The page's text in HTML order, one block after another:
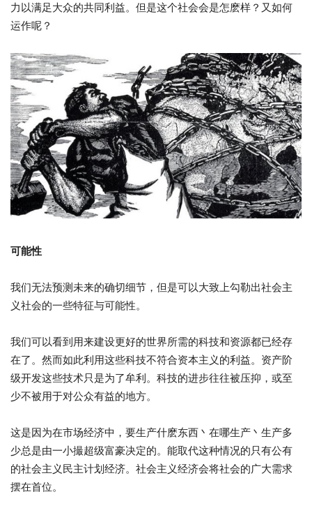
力以满足大众的共同利益。但是这个社会会是怎麽样？又如何
运作呢？
可能性
我们无法预测未来的确切细节，但是可以大致上勾勒出社会主
义社会的一些特征与可能性。
我们可以看到用来建设更好的世界所需的科技和资源都已经存
在了。然而如此利用这些科技不符合资本主义的利益。资产阶
级开发这些技术只是为了牟利。科技的进步往往被压抑，或至
少不被用于对公众有益的地方。
这是因为在市场经济中，要生产什麽东西丶在哪生产丶生产多
少总是由一小撮超级富豪决定的。能取代这种情况的只有公有
的社会主义民主计划经济。社会主义经济会将社会的广大需求
摆在首位。